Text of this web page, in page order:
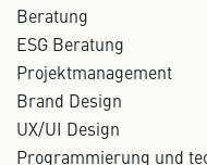
Beratung
ESG Beratung
Projektmanagement
Brand Design
UX/UI Design
Programmierung und